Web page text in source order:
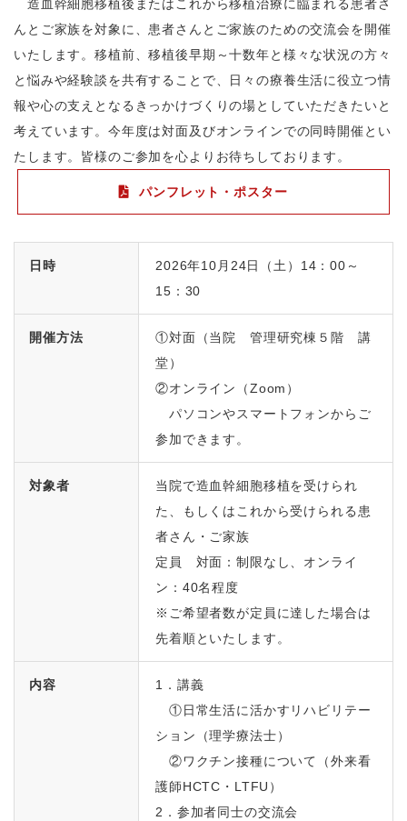
造血幹細胞移植後またはこれから移植治療に臨まれる患者さ
んとご家族を対象に、患者さんとご家族のための交流会を開催
いたします。移植前、移植後早期～十数年と様々な状況の方々
と悩みや経験談を共有することで、日々の療養生活に役立つ情
報や心の支えとなるきっかけづくりの場としていただきたいと
考えています。今年度は対面及びオンラインでの同時開催とい
たします。皆様のご参加を心よりお待ちしております。
パンフレット・ポスター
日時
2026年10月24日（土）14：00～
15：30
開催方法
①対面（当院 管理研究棟５階 講
堂）
②オンライン（Zoom ）
パソコンやスマートフォンからご
参加できます。
対象者
当院で造血幹細胞移植を受けられ
た、もしくはこれから受けられる患
者さん・ご家族
定員 対面：制限なし、オンライ
ン：40名程度
※ご希望者数が定員に達した場合は
先着順といたします。
内容
1．講義
①日常生活に活かすリハビリテー
ション（理学療法士）
②ワクチン接種について（外来看
護師HCTC ・ LTFU ）
2．参加者同士の交流会